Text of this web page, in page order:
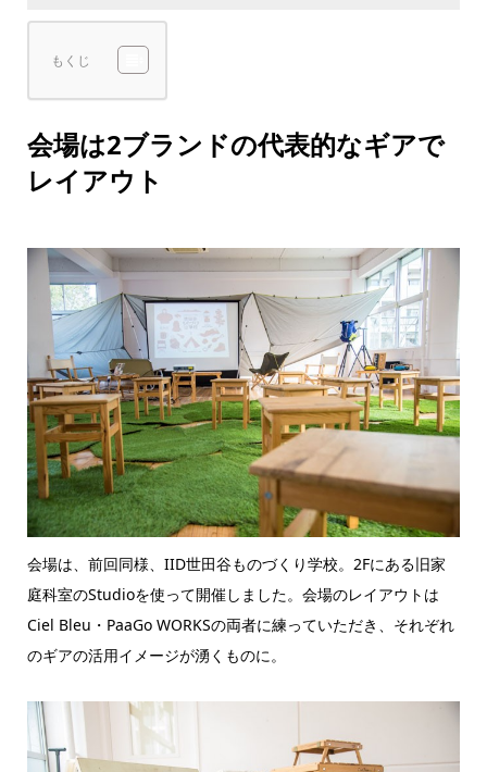
もくじ
会場は2ブランドの代表的なギアで
レイアウト
会場は、前回同様、IID世田谷ものづくり学校。2Fにある旧家
庭科室のStudioを使って開催しました。会場のレイアウトは
Ciel Bleu・PaaGo WORKSの両者に練っていただき、それぞれ
のギアの活用イメージが湧くものに。